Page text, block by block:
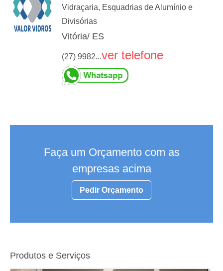
Vidraçaria, Esquadrias de Alumínio e
Divisórias
Vitória/ ES
(27) 9982...ver telefone
Faça um Orçamento com as
empresas acima
Pedir Orçamento
Produtos e Serviços